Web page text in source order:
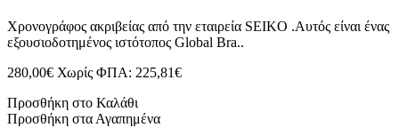
Χρονογράφος ακριβείας από την εταιρεία SEIKO .Αυτός είναι ένας
εξουσιοδοτημένος ιστότοπος Global Bra..
280,00€ Χωρίς ΦΠΑ: 225,81€
Προσθήκη στο Καλάθι
Προσθήκη στα Αγαπημένα